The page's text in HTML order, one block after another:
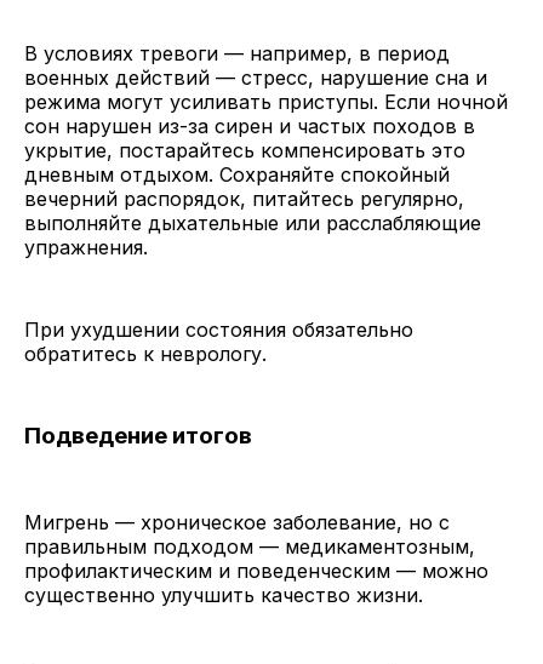
В условиях тревоги — например, в период
военных действий — стресс, нарушение сна и
режима могут усиливать приступы. Если ночной
сон нарушен из-за сирен и частых походов в
укрытие, постарайтесь компенсировать это
дневным отдыхом. Сохраняйте спокойный
вечерний распорядок, питайтесь регулярно,
выполняйте дыхательные или расслабляющие
упражнения.
При ухудшении состояния обязательно
обратитесь к неврологу.
Подведение итогов
Мигрень — хроническое заболевание, но с
правильным подходом — медикаментозным,
профилактическим и поведенческим — можно
существенно улучшить качество жизни.